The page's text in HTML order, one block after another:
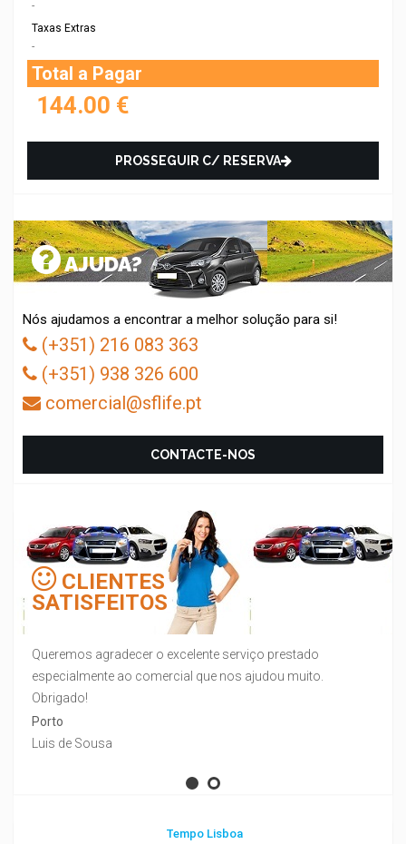
-
Taxas Extras
-
Total a Pagar
144.00 €
PROSSEGUIR C/ RESERVA
AJUDA?
Nós ajudamos a encontrar a melhor solução para si!
(+351) 216 083 363
(+351) 938 326 600
comercial@sflife.pt
CONTACTE-NOS
CLIENTES
SATISFEITOS
Queremos agradecer o excelente serviço prestado
especialmente ao comercial que nos ajudou muito.
Obrigado!
Porto
Luis de Sousa